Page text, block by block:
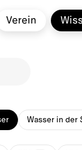
Verein
Wasser in der